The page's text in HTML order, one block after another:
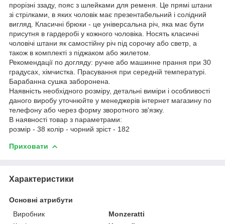
прорізні ззаду, пояс з шлейками для ременя. Це прямі штани
зі стрілками, в яких чоловік має презентабельний і солідний
вигляд. Класичні брюки - це універсальна річ, яка має бути
присутня в гардеробі у кожного чоловіка. Носять класичні
чоловічі штани як самостійну річ під сорочку або светр, а
також в комплекті з піджаком або жилетом.
Рекомендації по догляду: ручне або машинне прання при 30
градусах, хімчистка. Прасування при середній температурі.
Барабанна сушка заборонена.
Наявність необхідного розміру, детальні виміри і особливості
даного виробу уточнюйте у менеджерів інтернет магазину по
телефону або через форму зворотного зв'язку.
В наявності товар з параметрами:
розмір - 38 колір - чорний зріст - 182
Приховати
Характеристики
Основні атрибути
Виробник
Monzeratti